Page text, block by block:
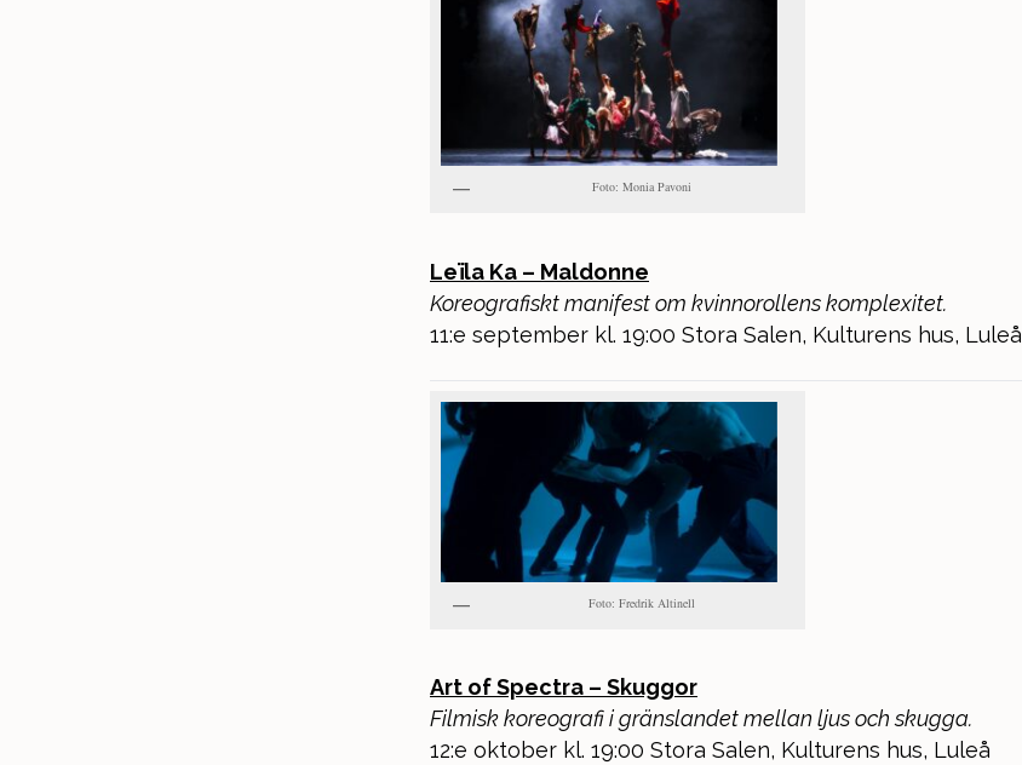
Foto: Monia Pavoni
Leïla Ka – Maldonne
Koreografiskt manifest om kvinnorollens komplexitet.
11:e september kl. 19:00 Stora Salen, Kulturens hus, Luleå
Foto: Fredrik Altinell
Art of Spectra – Skuggor
Filmisk koreografi i gränslandet mellan ljus och skugga.
12:e oktober kl. 19:00 Stora Salen, Kulturens hus, Luleå